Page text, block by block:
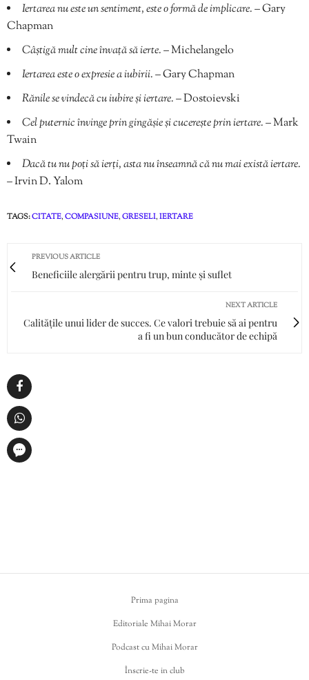
Iertarea nu este un sentiment, este o formă de implicare.– Gary
Chapman
Câștigă mult cine învață să ierte.– Michelangelo
Iertarea este o expresie a iubirii.– Gary Chapman
Rănile se vindecă cu iubire și iertare.– Dostoievski
Cel puternic învinge prin gingășie și cucerește prin iertare.– Mark
Twain
Dacă tu nu poți să ierți, asta nu înseamnă că nu mai există iertare.
– Irvin D. Yalom
TAGS:CITATE,COMPASIUNE,GRESELI,IERTARE
PREVIOUS ARTICLE
Beneficiile alergării pentru trup, minte și suflet
NEXT ARTICLE
Calitățile unui lider de succes. Ce valori trebuie să ai pentru
a fi un bun conducător de echipă
Prima pagina
Editoriale Mihai Morar
Podcast cu Mihai Morar
Înscrie-te in club